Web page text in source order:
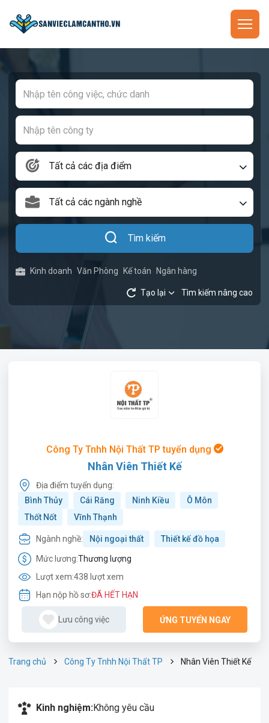
Tất cả các địa điểm
Tất cả các ngành nghề
Tìm kiếm
Kinh doanh Văn Phòng Kế toán Ngân hàng
Tạo lại Tìm kiếm nâng cao
Công Ty Tnhh Nội Thất TP tuyển dụng
Nhân Viên Thiết Kế
Địa điểm tuyển dụng:
Bình Thủy
Cái Răng Ninh Kiều
Ô Môn
Thốt Nốt
Vĩnh Thạnh
Ngành nghề: Nội ngoại thất Thiết kế đồ họa
Mức lương:Thương lượng
Lượt xem:438 lượt xem
Hạn nộp hồ sơ:ĐÃ HẾT HẠN
Lưu công việc ỨNG TUYỂN NGAY
Trang chủ Công Ty Tnhh Nội Thất TP Nhân Viên Thiết Kế
Kinh nghiệm:Không yêu cầu